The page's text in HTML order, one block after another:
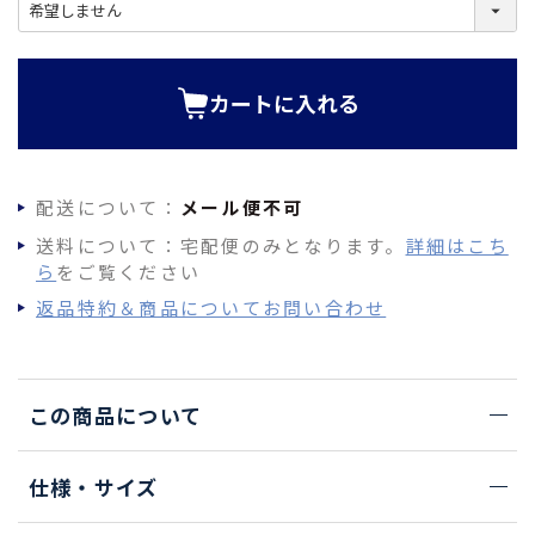
必
カートに入れる
配送について： メール便不可
送料について：宅配便のみとなります。 詳細はこち
ら をご覧ください
返品特約＆商品についてお問い合わせ
この商品について
仕様・サイズ